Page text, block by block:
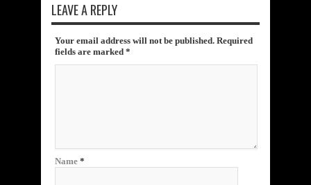
LEAVE A REPLY
Your email address will not be published. Required
fields are marked *
Name *